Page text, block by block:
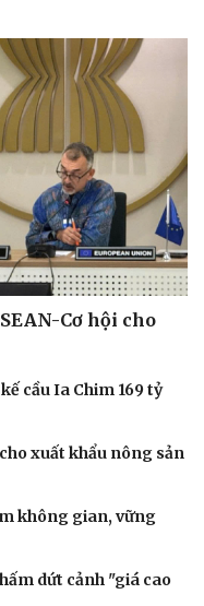
Cơ hội cho
cầu Ia Chim 169 tỷ
xuất khẩu nông sản
không gian, vững
dứt cảnh "giá cao